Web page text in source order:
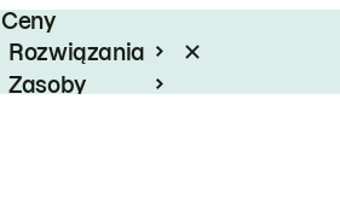
Ceny
Rozwiązania
Zasoby